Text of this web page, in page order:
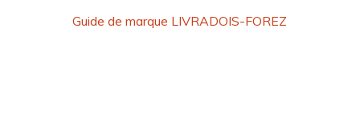
Guide de marque LIVRADOIS-FOREZ